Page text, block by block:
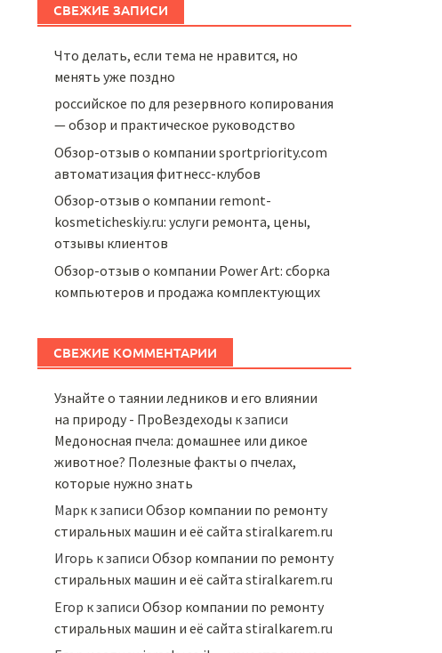
СВЕЖИЕ ЗАПИСИ
Что делать, если тема не нравится, но
менять уже поздно
российское по для резервного копирования
— обзор и практическое руководство
Обзор-отзыв о компании sportpriority.com
автоматизация фитнесс-клубов
Обзор-отзыв о компании remont-
kosmeticheskiy.ru: услуги ремонта, цены,
отзывы клиентов
Обзор-отзыв о компании Power Art: сборка
компьютеров и продажа комплектующих
СВЕЖИЕ КОММЕНТАРИИ
Узнайте о таянии ледников и его влиянии
на природу - ПроВездеходы к записи
Медоносная пчела: домашнее или дикое
животное? Полезные факты о пчелах,
которые нужно знать
Маркк записи Обзор компании по ремонту
стиральных машин и её сайта stiralkarem.ru
Игорь к записи Обзор компании по ремонту
стиральных машин и её сайта stiralkarem.ru
Егор к записи Обзор компании по ремонту
стиральных машин и её сайта stiralkarem.ru